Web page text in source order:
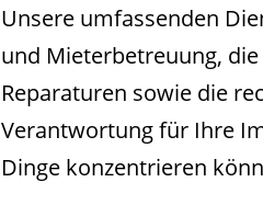
Unsere umfassenden
und Mieterbetreuung,
Reparaturen sowie die
Verantwortung für Ihre
Dinge konzentrieren